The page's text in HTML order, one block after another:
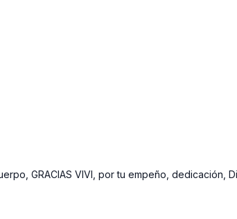
GRACIAS VIVI, por tu empeño, dedicación,